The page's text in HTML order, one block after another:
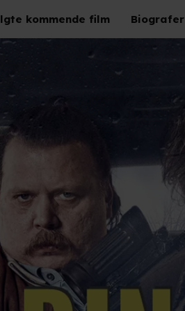
kommende film Biografer